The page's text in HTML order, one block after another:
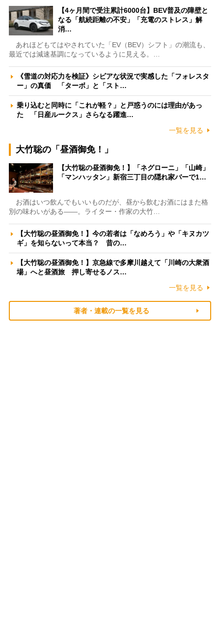
【4ヶ月間で受注累計6000台】BEV普及の障壁と
なる「航続距離の不安」「充電のストレス」解
消…
あれほどもてはやされていた「EV（BEV）シフト」の潮流も、
最近では減速基調になっているように見える。…
《雪道の対応力を検証》シビアな状況で実感した「フォレスタ
ー」の真価 「ターボ」と「スト…
乗り込むと同時に「これが軽？」と戸惑うのには理由があっ
た 「日産ルークス」さらなる躍進…
一覧を見る
大竹聡の「昼酒御免！」
【大竹聡の昼酒御免！】「ネグローニ」「山崎」
「マンハッタン」新宿三丁目の隠れ家バーで1…
お酒はいつ飲んでもいいものだが、昼から飲むお酒にはまた格
別の味わいがある――。ライター・作家の大竹…
【大竹聡の昼酒御免！】今の若者は「なめろう」や「キヌカツ
ギ」を知らないって本当？ 昔の…
【大竹聡の昼酒御免！】京急線で多摩川越えて「川崎の大衆酒
場」へと昼酒旅 押し寄せるノス…
一覧を見る
著者・連載の一覧を見る